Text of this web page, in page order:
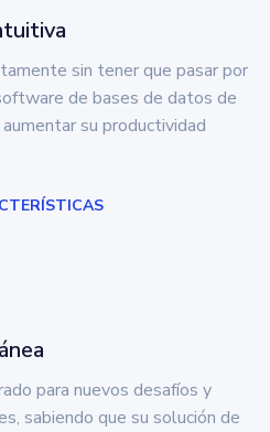
sin tener que pasar por
de bases de datos de
su productividad
para nuevos desafíos y
sabiendo que su solución de